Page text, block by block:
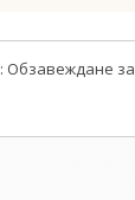
: Обзавеждане за